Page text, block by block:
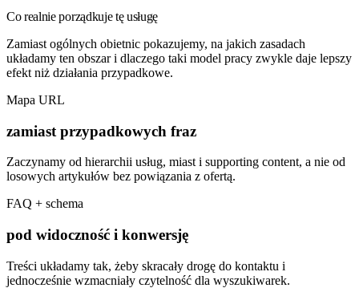
Co realnie porządkuje tę usługę
Zamiast ogólnych obietnic pokazujemy, na jakich zasadach
układamy ten obszar i dlaczego taki model pracy zwykle daje lepszy
efekt niż działania przypadkowe.
Mapa URL
zamiast przypadkowych fraz
Zaczynamy od hierarchii usług, miast i supporting content, a nie od
losowych artykułów bez powiązania z ofertą.
FAQ + schema
pod widoczność i konwersję
Treści układamy tak, żeby skracały drogę do kontaktu i
jednocześnie wzmacniały czytelność dla wyszukiwarek.